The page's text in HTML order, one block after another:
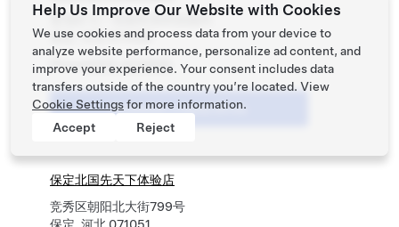
莲池区七一东路民营科技园内
保定, 河北 071028
Phone0312-4114895
Schedule a Demo Drive
保定北国先天下体验店
竞秀区朝阳北大街799号
Help Us Improve Our Website with Cookies
We use cookies and process data from your device to
analyze website performance, personalize ad content, and
improve your experience. Your consent includes data
transfers outside of the country you’re located. View
Cookie Settingsfor more information.
Accept
Reject